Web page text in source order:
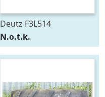
Deutz F3L514
N.o.t.k.